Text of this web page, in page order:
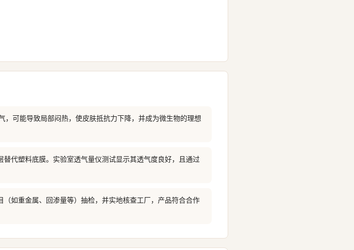
，可能导致局部闷热，使皮肤抵抗力下降，并成为微生物的理想
代塑料底膜。实验室透气量仪测试显示其透气度良好，且通过
如重金属、回渗量等）抽检，并实地核查工厂，产品符合合作